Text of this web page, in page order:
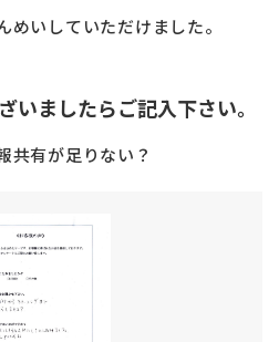
めいしていただけました。
いましたらご記入下さい。
共有が足りない？